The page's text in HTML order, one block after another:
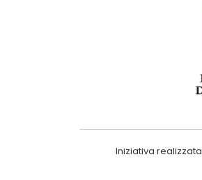
Iniziativa